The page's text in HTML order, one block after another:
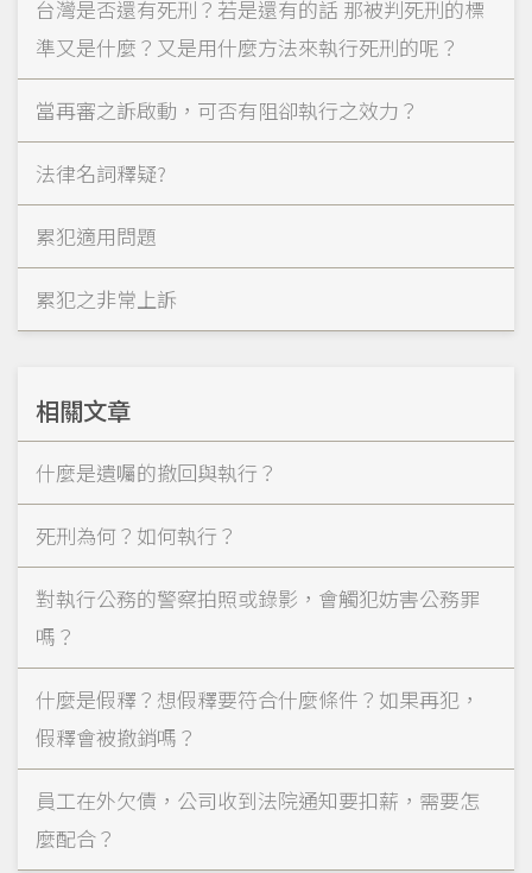
台灣是否還有死刑？若是還有的話 那被判死刑的標
準又是什麼？又是用什麼方法來執行死刑的呢？
當再審之訴啟動，可否有阻卻執行之效力？
法律名詞釋疑?
累犯適用問題
累犯之非常上訴
相關文章
什麼是遺囑的撤回與執行？
死刑為何？如何執行？
對執行公務的警察拍照或錄影，會觸犯妨害公務罪
嗎？
什麼是假釋？想假釋要符合什麼條件？如果再犯，
假釋會被撤銷嗎？
員工在外欠債，公司收到法院通知要扣薪，需要怎
麼配合？